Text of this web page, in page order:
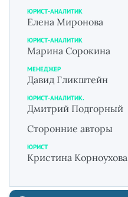
ЮРИСТ-АНАЛИТИК
Елена Миронова
ЮРИСТ-АНАЛИТИК
Марина Сорокина
МЕНЕДЖЕР
Давид Гликштейн
ЮРИСТ-АНАЛИТИК.
Дмитрий Подгорный
Сторонние авторы
ЮРИСТ
Кристина Корноухова